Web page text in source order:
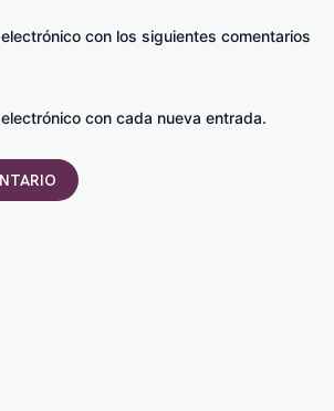
con los siguientes comentarios
con cada nueva entrada.